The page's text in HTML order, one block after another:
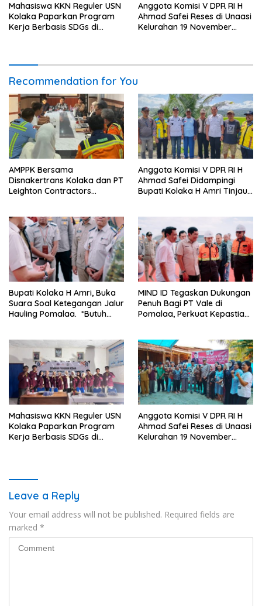
Mahasiswa KKN Reguler USN
Kolaka Paparkan Program
Kerja Berbasis SDGs di
Anggota Komisi V DPR RI H
Ahmad Safei Reses di Unaasi
Kelurahan 19 November
Recommendation for You
AMPPK Bersama
Disnakertrans Kolaka dan PT
Leighton Contractors
Anggota Komisi V DPR RI H
Ahmad Safei Didampingi
Bupati Kolaka H Amri Tinjau
Kelurahan 19 November
Wundulako
Bupati Kolaka H Amri, Buka
Suara Soal Ketegangan Jalur
Hauling Pomalaa. *Butuh
Premanisme Industrial
MIND ID Tegaskan Dukungan
Penuh Bagi PT Vale di
Pomalaa, Perkuat Kepastian
Mahasiswa KKN Reguler USN
Kolaka Paparkan Program
Kerja Berbasis SDGs di
Anggota Komisi V DPR RI H
Ahmad Safei Reses di Unaasi
Kelurahan 19 November
Leave a Reply
Your email address will not be published. Required fields are
marked *